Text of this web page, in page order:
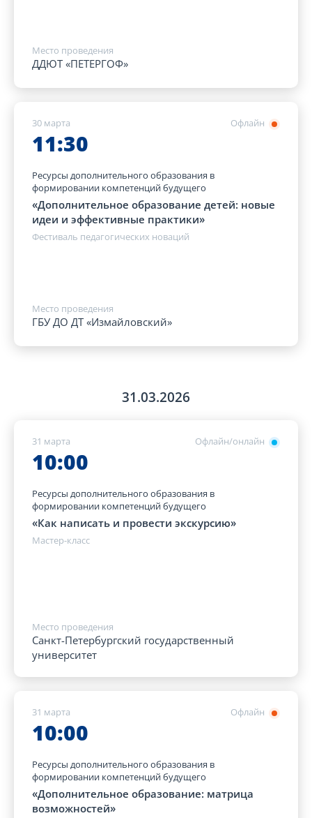
Место проведения
ДДЮТ «ПЕТЕРГОФ»
Офлайн
30 марта
11:30
Ресурсы дополнительного образования в
формировании компетенций будущего
«Дополнительное образование детей: новые
идеи и эффективные практики»
Фестиваль педагогических новаций
Место проведения
ГБУ ДО ДТ «Измайловский»
31.03.2026
Офлайн/онлайн
31 марта
10:00
Ресурсы дополнительного образования в
формировании компетенций будущего
«Как написать и провести экскурсию»
Мастер-класс
Место проведения
Санкт-Петербургский государственный
университет
Офлайн
31 марта
10:00
Ресурсы дополнительного образования в
формировании компетенций будущего
«Дополнительное образование: матрица
возможностей»